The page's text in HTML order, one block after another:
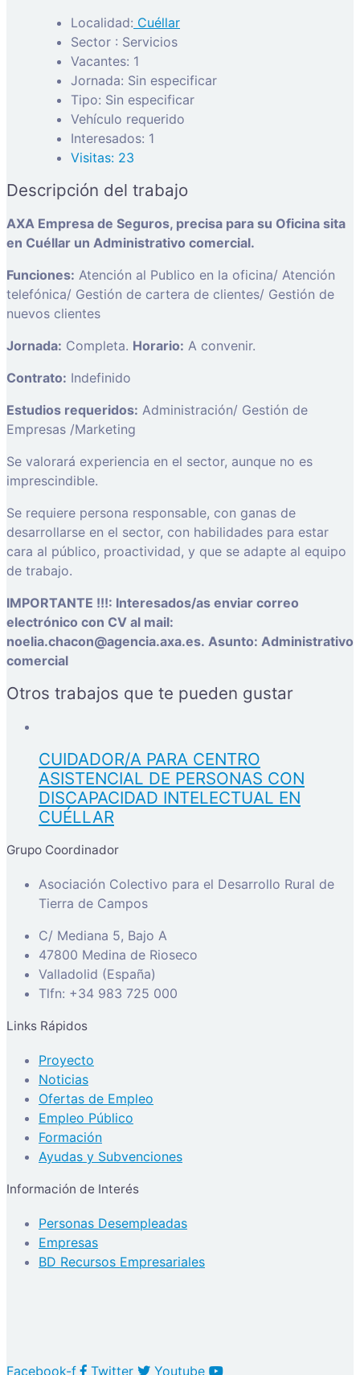
Localidad: Cuéllar
Sector : Servicios
Vacantes: 1
Jornada: Sin especificar
Tipo: Sin especificar
Vehículo requerido
Interesados: 1
Visitas: 23
Descripción del trabajo
AXA Empresa de Seguros, precisa para su Oficina sita
en Cuéllar un Administrativo comercial.
Funciones: Atención al Publico en la oficina/ Atención
telefónica/ Gestión de cartera de clientes/ Gestión de
nuevos clientes
Jornada: Completa. Horario: A convenir.
Contrato: Indefinido
Estudios requeridos: Administración/ Gestión de
Empresas /Marketing
Se valorará experiencia en el sector, aunque no es
imprescindible.
Se requiere persona responsable, con ganas de
desarrollarse en el sector, con habilidades para estar
cara al público, proactividad, y que se adapte al equipo
de trabajo.
IMPORTANTE !!!: Interesados/as enviar correo
electrónico con CV al mail:
noelia.chacon@agencia.axa.es. Asunto: Administrativo
comercial
Otros trabajos que te pueden gustar
CUIDADOR/A PARA CENTRO
ASISTENCIAL DE PERSONAS CON
DISCAPACIDAD INTELECTUAL EN
CUÉLLAR
Grupo Coordinador
Asociación Colectivo para el Desarrollo Rural de
Tierra de Campos
C/ Mediana 5, Bajo A
47800 Medina de Rioseco
Valladolid (España)
Tlfn: +34 983 725 000
Links Rápidos
Proyecto
Noticias
Ofertas de Empleo
Empleo Público
Formación
Ayudas y Subvenciones
Información de Interés
Personas Desempleadas
Empresas
BD Recursos Empresariales
Facebook-f Twitter Youtube